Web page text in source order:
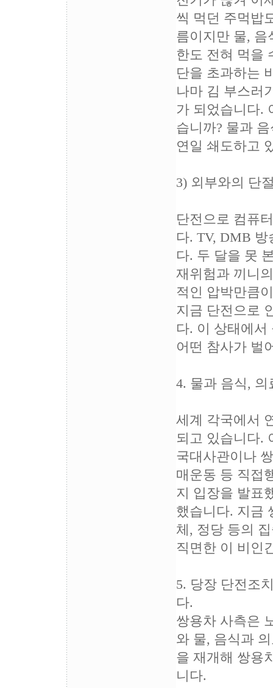
씩 먹던 주먹밥
름이지만 물, 음
한도 전혀 먹을
단을 초과하는
나마 김 부스러
가 되었습니다.
습니까? 물과
연일 쇄도하고
3) 외부와의 단
단전으로 컴퓨
다. TV, DMB
다. 두 달을 못
재위험과 끼니
적인 압박만큼
지금 단전으로
다. 이 상태에
어떤 참사가 벌
4. 물과 음식,
세계 각국에서
되고 있습니다.
국대사관이나
매운동 등 직접
지 입장을 발표
했습니다. 지금
체, 정당 등의
직면한 이 비인
5. 당장 단전조
다.
쌍용차 사측은
와 물, 음식과
을 재개해 쌍용
니다.